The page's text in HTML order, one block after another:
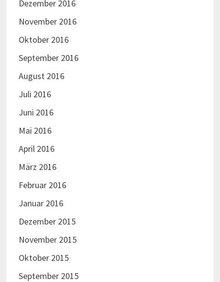
Dezember 2016
November 2016
Oktober 2016
September 2016
August 2016
Juli 2016
Juni 2016
Mai 2016
April 2016
März 2016
Februar 2016
Januar 2016
Dezember 2015
November 2015
Oktober 2015
September 2015